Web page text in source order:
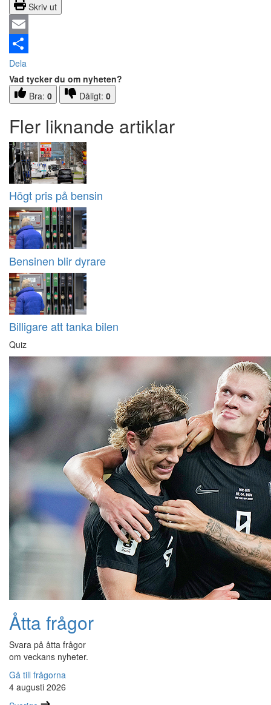
Skriv ut
Email
Dela
Vad tycker du om nyheten?
Bra: 0 Dåligt: 0
Fler liknande artiklar
Högt pris på bensin
Bensinen blir dyrare
Billigare att tanka bilen
Quiz
Åtta frågor
Svara på åtta frågor
om veckans nyheter.
Gå till frågorna
4 augusti 2026